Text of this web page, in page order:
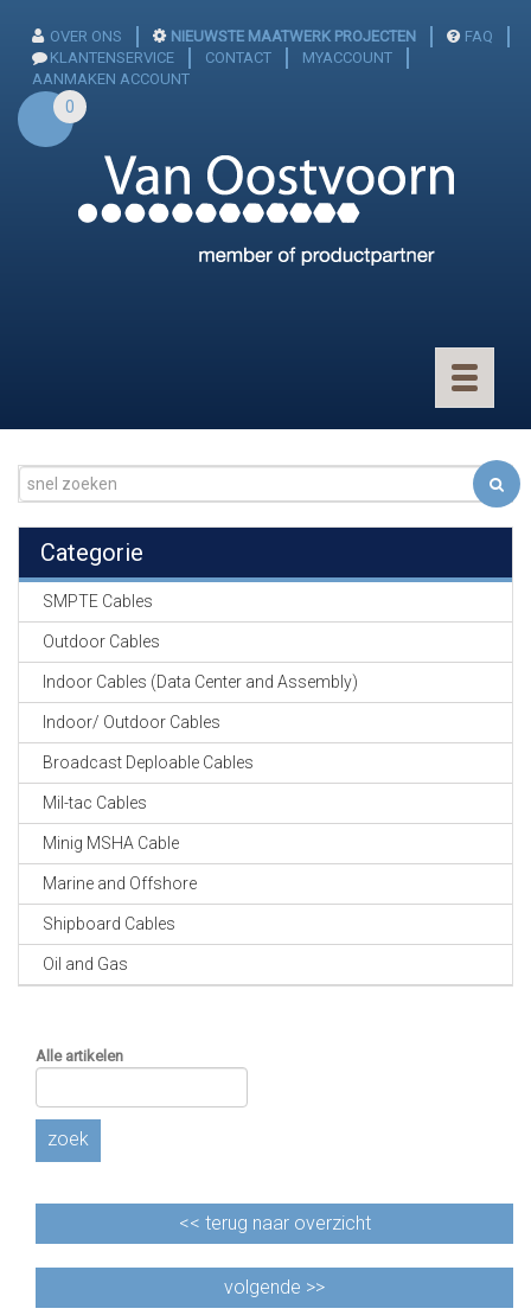
OVER ONS NIEUWSTE MAATWERK PROJECTEN
FAQ
KLANTENSERVICE
CONTACT
MYACCOUNT
AANMAKEN ACCOUNT
0
Toggle
GEVLOCHTEN KOUS
KRIMP KOUS
KOPER KABEL
OP ROL
FIBER CABLE
GE-ASSEMBLEERDE
CABLE EQUIPEMENTS
Categorie
SMPTE Cables
Outdoor Cables
Indoor Cables (Data Center and Assembly)
Indoor/ Outdoor Cables
Broadcast Deploable Cables
Mil-tac Cables
Minig MSHA Cable
Marine and Offshore
Shipboard Cables
Oil and Gas
Alle artikelen
zoek
<< terug naar overzicht
volgende >>